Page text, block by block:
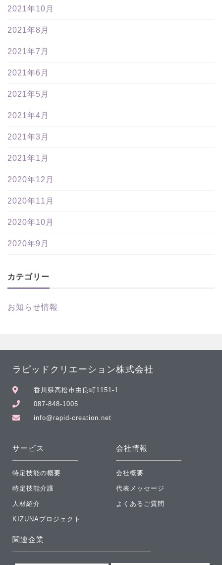
2021年10月
2021年8月
2021年7月
2021年6月
2021年5月
2021年4月
2021年3月
2021年1月
2020年12月
2020年11月
2020年10月
2020年9月
カテゴリー
お知らせ情報
ラピッドクリエーション株式会社
香川県高松市由良町1151-1
087-848-1005
info@rapid-creation.net
サービス
特定技能の概要
特定技能介護
人材紹介
KIZUNAプロジェクト
会社情報
会社概要
代表メッセージ
よくあるご質問
関連企業